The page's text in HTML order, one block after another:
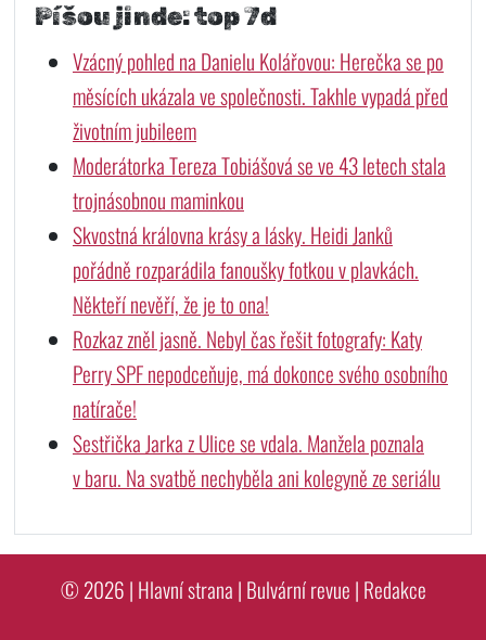
Píšou jinde: top 7d
Vzácný pohled na Danielu Kolářovou: Herečka se po
měsících ukázala ve společnosti. Takhle vypadá před
životním jubileem
Moderátorka Tereza Tobiášová se ve 43 letech stala
trojnásobnou maminkou
Skvostná královna krásy a lásky. Heidi Janků
pořádně rozparádila fanoušky fotkou v plavkách.
Někteří nevěří, že je to ona!
Rozkaz zněl jasně. Nebyl čas řešit fotografy: Katy
Perry SPF nepodceňuje, má dokonce svého osobního
natírače!
Sestřička Jarka z Ulice se vdala. Manžela poznala
v baru. Na svatbě nechyběla ani kolegyně ze seriálu
© 2026 | Hlavní strana | Bulvární revue | Redakce